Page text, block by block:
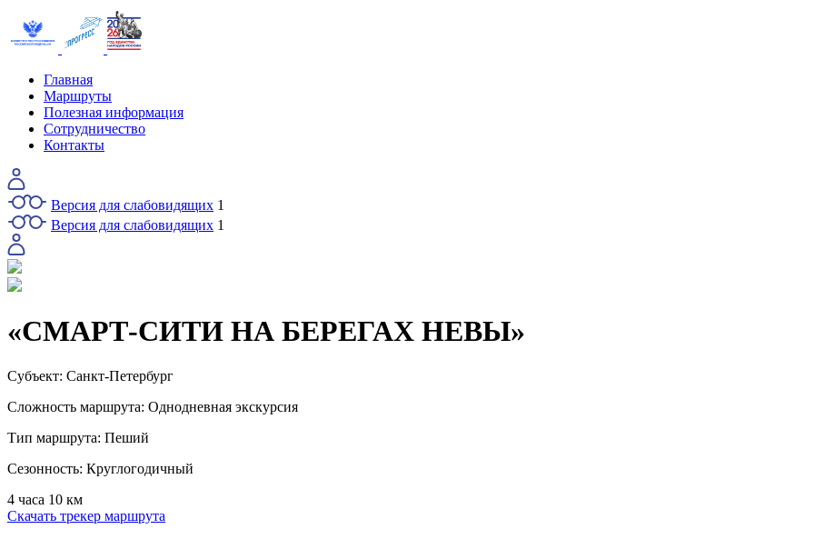
Главная
Маршруты
Полезная информация
Сотрудничество
Контакты
Версия для слабовидящих 1
Версия для слабовидящих 1
«СМАРТ-СИТИ НА БЕРЕГАХ НЕВЫ»
Субъект: Санкт-Петербург
Сложность маршрута: Однодневная экскурсия
Тип маршрута: Пеший
Сезонность: Круглогодичный
4 часа 10 км
Скачать трекер маршрута